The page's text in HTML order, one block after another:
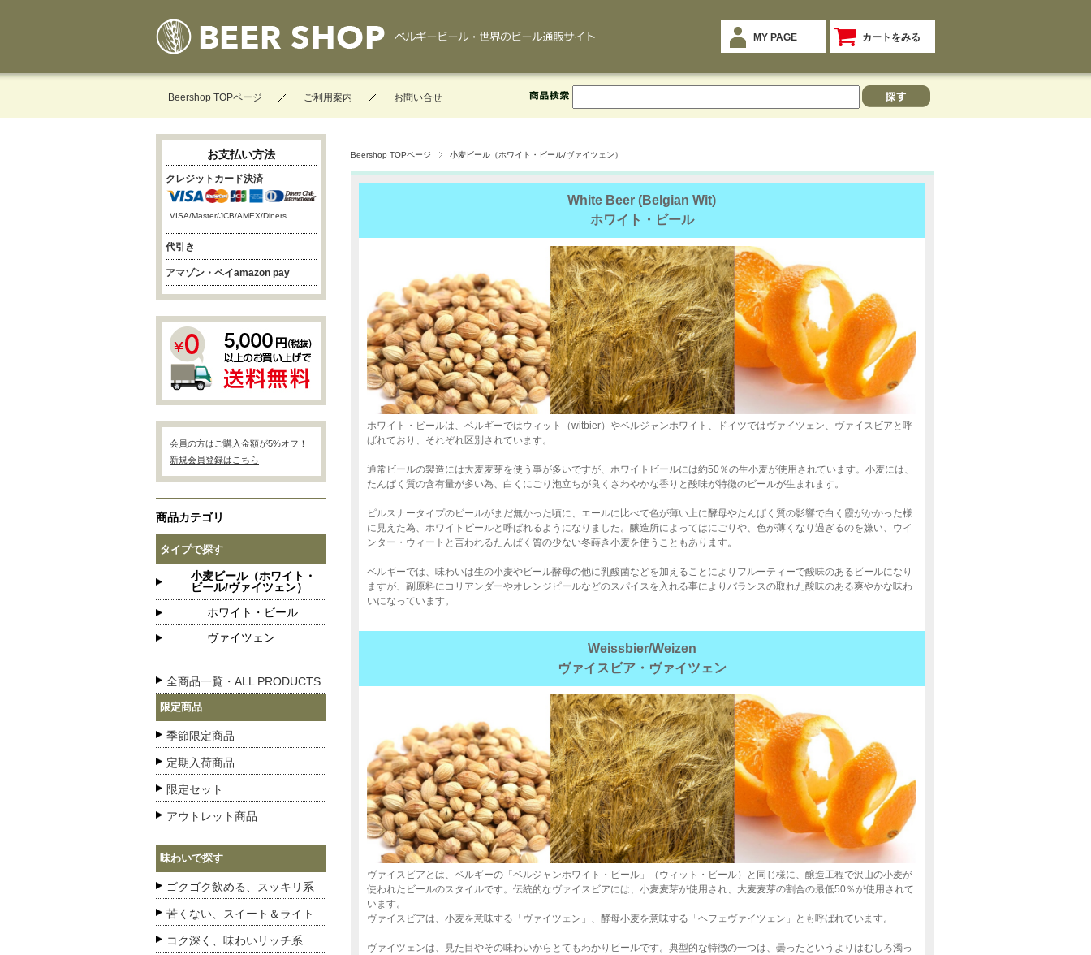
MY PAGE カートをみる
Beershop TOPページ ご利用案内 お問い合せ
Beershop TOPページ 小麦ビール（ホワイト・ビール/ヴァイツェン）
White Beer (Belgian Wit)
ホワイト・ビール
ホワイト・ビールは、ベルギーではウィット（witbier）やベルジャンホワイト、ドイツではヴァイツェン、ヴァイスビアと呼
ばれており、それぞれ区別されています。
通常ビールの製造には大麦麦芽を使う事が多いですが、ホワイトビールには約50％の生小麦が使用されています。小麦には、
たんぱく質の含有量が多い為、白くにごり泡立ちが良くさわやかな香りと酸味が特徴のビールが生まれます。
ピルスナータイプのビールがまだ無かった頃に、エールに比べて色が薄い上に酵母やたんぱく質の影響で白く霞がかかった様
に見えた為、ホワイトビールと呼ばれるようになりました。醸造所によってはにごりや、色が薄くなり過ぎるのを嫌い、ウイ
ンター・ウィートと言われるたんぱく質の少ない冬蒔き小麦を使うこともあります。
ベルギーでは、味わいは生の小麦やビール酵母の他に乳酸菌などを加えることによりフルーティーで酸味のあるビールになり
ますが、副原料にコリアンダーやオレンジピールなどのスパイスを入れる事によりバランスの取れた酸味のある爽やかな味わ
いになっています。
Weissbier/Weizen
ヴァイスビア・ヴァイツェン
ヴァイスビアとは、ベルギーの「ベルジャンホワイト・ビール」（ウィット・ビール）と同じ様に、醸造工程で沢山の小麦が
使われたビールのスタイルです。伝統的なヴァイスビアには、小麦麦芽が使用され、大麦麦芽の割合の最低50％が使用されて
います。
ヴァイスビアは、小麦を意味する「ヴァイツェン」、酵母小麦を意味する「ヘフェヴァイツェン」とも呼ばれています。
ヴァイツェンは、見た目やその味わいからとてもわかりビールです。典型的な特徴の一つは、曇ったというよりはむしろ濁っ
お支払い方法
クレジットカード決済
VISA/Master/JCB/AMEX/Diners
代引き
アマゾン・ペイamazon pay
会員の方はご購入金額が5%オフ！
新規会員登録はこちら
商品カテゴリ
タイプで探す
小麦ビール（ホワイト・
ビール/ヴァイツェン）
ホワイト・ビール
ヴァイツェン
全商品一覧・ALL PRODUCTS
限定商品
季節限定商品
定期入荷商品
限定セット
アウトレット商品
味わいで探す
ゴクゴク飲める、スッキリ系
苦くない、スイート＆ライト
コク深く、味わいリッチ系